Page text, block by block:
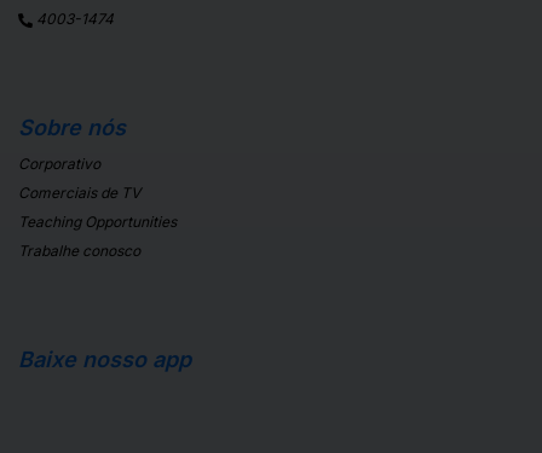
4003-1474
Sobre nós
Corporativo
Comerciais de TV
Teaching Opportunities
Trabalhe conosco
Baixe nosso app